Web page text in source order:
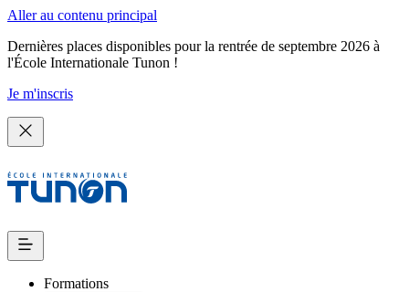
Aller au contenu principal
Dernières places disponibles pour la rentrée de septembre 2026 à
l'École Internationale Tunon !
Je m'inscris
Formations